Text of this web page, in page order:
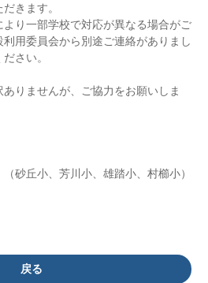
きます。
り一部学校で対応が異なる場合がご
用委員会から別途ご連絡がありまし
さい。
りませんが、ご協力をお願いしま
砂丘小、芳川小、雄踏小、村櫛小）
戻る